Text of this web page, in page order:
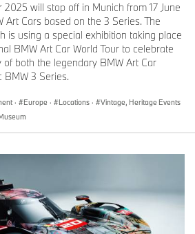
Grupo BMW, con actualizaciones
profunda de sus iniciativas globales,
en @BMWGroupCulture.
Art Car en Art Basel Hong Kong
3 Concourse (Cerca de la Entrada
Hong Kong SAR, China
2025 will stop off in Munich from 17 June
Art Cars based on the 3 Series. The
is using a special exhibition taking place
BMW Art Car World Tour to celebrate
both the legendary BMW Art Car
BMW 3 Series.
· Europe · Locations ·
Vintage, Heritage Events